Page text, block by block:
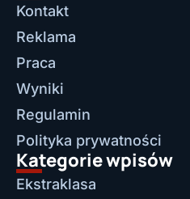
Kontakt
Reklama
Praca
Wyniki
Regulamin
Polityka prywatności
Kategorie wpisów
Ekstraklasa